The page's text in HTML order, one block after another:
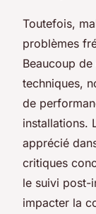
Toutefois,
problèmes
Beaucoup
techniques,
de
installations.
apprécié
critiques
le suivi post-
impacter la